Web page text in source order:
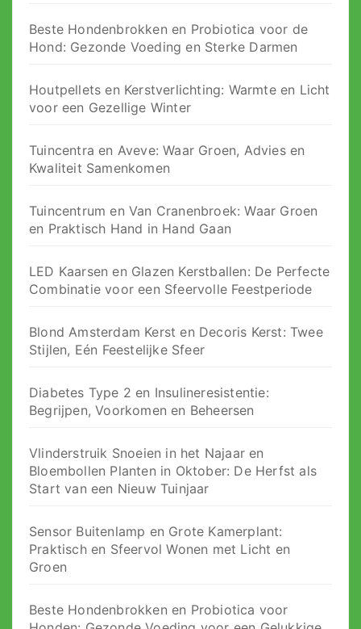
Beste Hondenbrokken en Probiotica voor de
Hond: Gezonde Voeding en Sterke Darmen
Houtpellets en Kerstverlichting: Warmte en Licht
voor een Gezellige Winter
Tuincentra en Aveve: Waar Groen, Advies en
Kwaliteit Samenkomen
Tuincentrum en Van Cranenbroek: Waar Groen
en Praktisch Hand in Hand Gaan
LED Kaarsen en Glazen Kerstballen: De Perfecte
Combinatie voor een Sfeervolle Feestperiode
Blond Amsterdam Kerst en Decoris Kerst: Twee
Stijlen, Eén Feestelijke Sfeer
Diabetes Type 2 en Insulineresistentie:
Begrijpen, Voorkomen en Beheersen
Vlinderstruik Snoeien in het Najaar en
Bloembollen Planten in Oktober: De Herfst als
Start van een Nieuw Tuinjaar
Sensor Buitenlamp en Grote Kamerplant:
Praktisch en Sfeervol Wonen met Licht en
Groen
Beste Hondenbrokken en Probiotica voor